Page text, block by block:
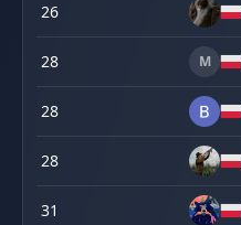
26
28 M
28
28
31